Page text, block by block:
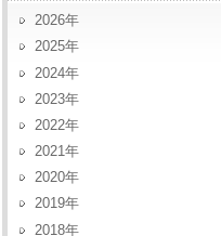
2026
2025
2024
2023
2022
2021
2020
2019
2018